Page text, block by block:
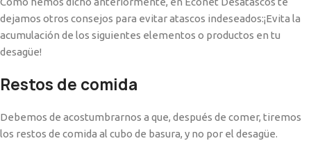
dejamos otros consejos para evitar atascos indeseados:¡Evita la
acumulación de los siguientes elementos o productos en tu
desagüe!
Restos de comida
Debemos de acostumbrarnos a que, después de comer, tiremos
los restos de comida al cubo de basura, y no por el desagüe.